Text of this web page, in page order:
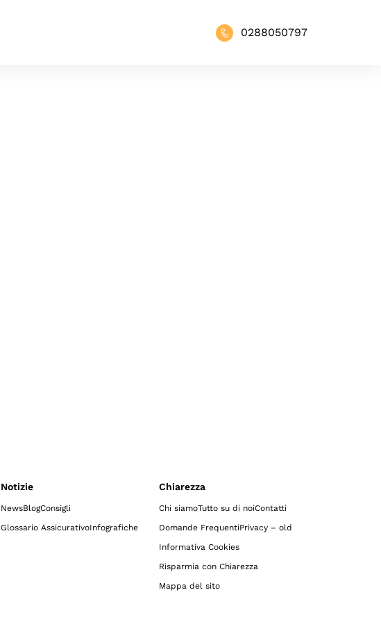
0288050797
Notizie
NewsBlogConsigli
Glossario AssicurativoInfografiche
Chiarezza
Chi siamoTutto su di noiContatti
Domande FrequentiPrivacy – old
Informativa Cookies
Risparmia con Chiarezza
Mappa del sito